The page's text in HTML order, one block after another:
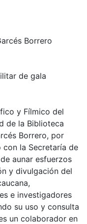
Borrero
de gala
y Fílmico del
de la Biblioteca
Borrero, por
la Secretaría de
aunar esfuerzos
y divulgación del
e investigadores
su uso y consulta
un colaborador en